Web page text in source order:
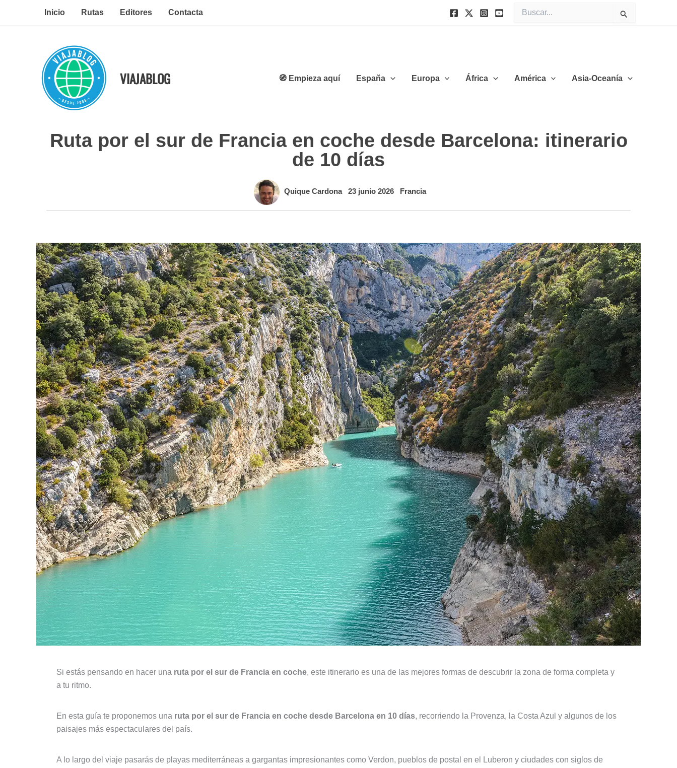
Inicio Rutas Editores Contacta
por:
VIAJABLOG 🧭 Empieza aquí España Europa África América Asia-Oceanía
Ruta por el sur de Francia en coche desde Barcelona: itinerario
de 10 días
Quique Cardona 23 junio 2026 Francia
Si estás pensando en hacer una ruta por el sur de Francia en coche, este itinerario es una de las mejores formas de descubrir la zona de forma completa y
a tu ritmo.
En esta guía te proponemos una ruta por el sur de Francia en coche desde Barcelona en 10 días, recorriendo la Provenza, la Costa Azul y algunos de los
paisajes más espectaculares del país.
A lo largo del viaje pasarás de playas mediterráneas a gargantas impresionantes como Verdon, pueblos de postal en el Luberon y ciudades con siglos de